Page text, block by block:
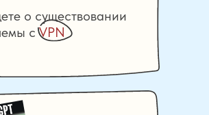
о существовании
сVPN